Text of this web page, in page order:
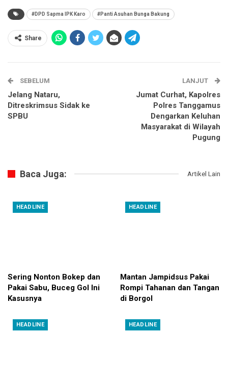
#DPD Sapma IPK Karo #Panti Asuhan Bunga Bakung
Share
SEBELUM
Jelang Nataru,
Ditreskrimsus Sidak ke
SPBU
LANJUT
Jumat Curhat, Kapolres
Polres Tanggamus
Dengarkan Keluhan
Masyarakat di Wilayah
Pugung
Baca Juga: Artikel Lain
HEADLINE
Sering Nonton Bokep dan
Pakai Sabu, Buceg Gol Ini
Kasusnya
HEADLINE
Mantan Jampidsus Pakai
Rompi Tahanan dan Tangan
di Borgol
HEADLINE HEADLINE